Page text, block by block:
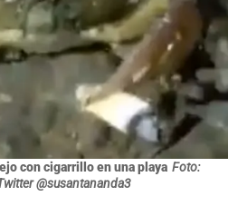
con cigarrillo en una playa Foto:
@susantananda3